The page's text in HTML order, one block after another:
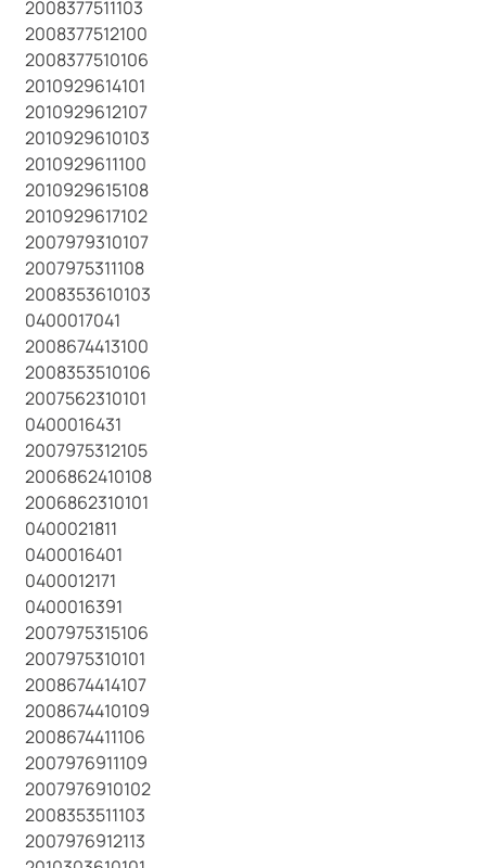
2008377511103
2008377512100
2008377510106
2010929614101
2010929612107
2010929610103
2010929611100
2010929615108
2010929617102
2007979310107
2007975311108
2008353610103
0400017041
2008674413100
2008353510106
2007562310101
0400016431
2007975312105
2006862410108
2006862310101
0400021811
0400016401
0400012171
0400016391
2007975315106
2007975310101
2008674414107
2008674410109
2008674411106
2007976911109
2007976910102
2008353511103
2007976912113